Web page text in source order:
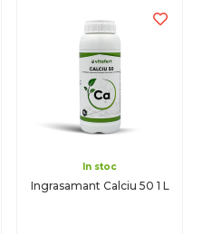
In stoc
Ingrasamant Calciu 50 1 L